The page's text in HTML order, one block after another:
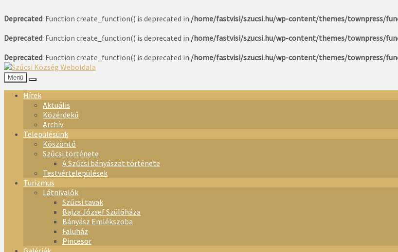
Deprecated: Function create_function() is deprecated in /home/fastvisi/szucsi.hu/wp-content/themes/townpress/
Deprecated: Function create_function() is deprecated in /home/fastvisi/szucsi.hu/wp-content/themes/townpress/
Deprecated: Function create_function() is deprecated in /home/fastvisi/szucsi.hu/wp-content/themes/townpress/
Menü
Hírek
Aktuális
Közérdekű
Archív
Településünk
Köszöntő
Szűcsi története
A Szűcsi bányászat története
Testvértelepülések
Turizmus
Látnivalók
Szűcsi tavak
Bajza József Szülőháza
Bányász Emlékszoba
Faluház
Pincesor